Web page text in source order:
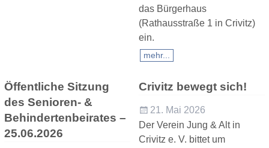
das Bürgerhaus
(Rathausstraße 1 in Crivitz)
ein.
mehr...
Öffentliche Sitzung
des Senioren- &
Behindertenbeirates –
25.06.2026
Crivitz bewegt sich!
21. Mai 2026
Der Verein Jung & Alt in
Crivitz e. V. bittet um